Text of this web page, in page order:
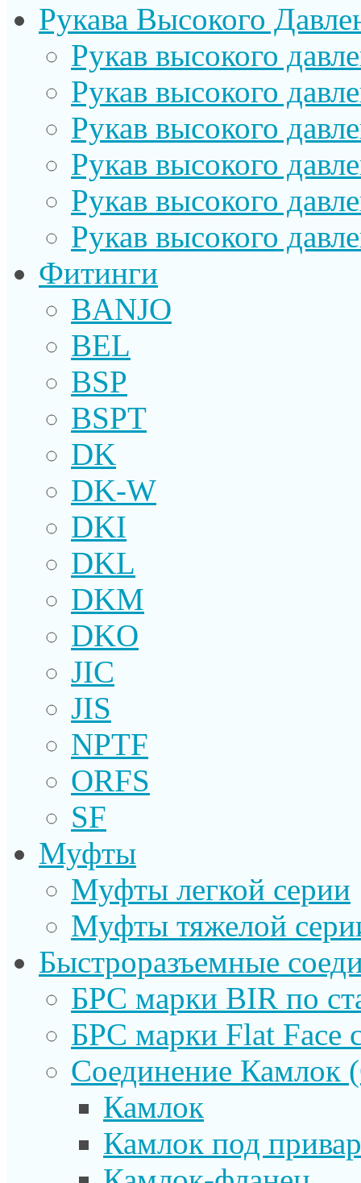
Рукава Высокого
Рукав выcокого
Рукав высокого
Рукав высокого
Рукав высокого
Рукав высокого
Рукав высокого
Фитинги
BANJO
BEL
BSP
BSPT
DK
DK-W
DKI
DKL
DKM
DKO
JIC
JIS
NPTF
ORFS
SF
Муфты
Муфты легкой серии
Муфты тяжелой
Быстроразъемные
БРС марки BIR по
БРС марки Flat Face
Соединение Камлок
Камлок
Камлок под